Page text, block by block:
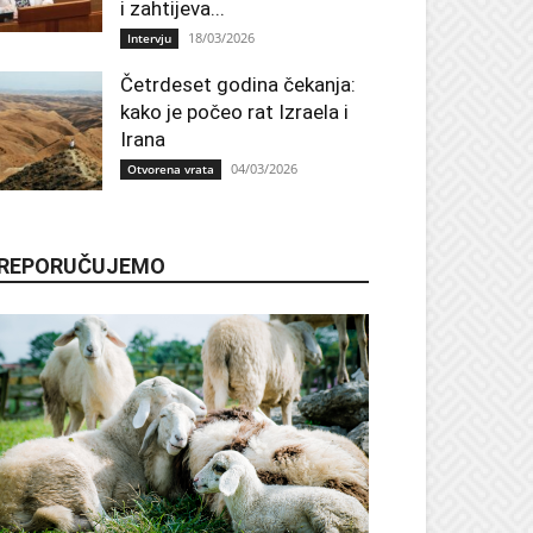
i zahtijeva...
Intervju 18/03/2026
Četrdeset godina čekanja:
kako je počeo rat Izraela i
Irana
Otvorena vrata 04/03/2026